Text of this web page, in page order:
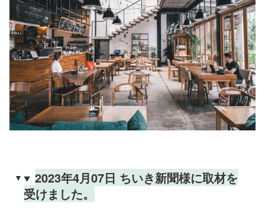
2023年4月07日 ちいき新聞様に取材を
受けました。